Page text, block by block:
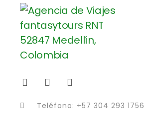
Teléfono: +57 304 293 1756